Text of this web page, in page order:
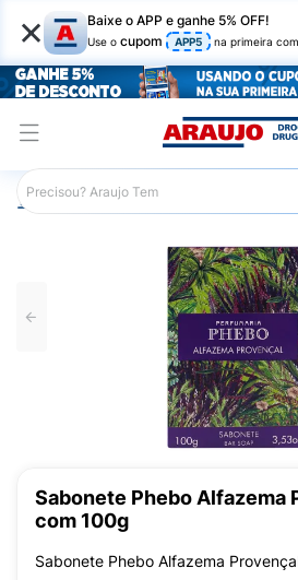
× Baixe o APP e ganhe 5% OFF!
Use o cupom APP5 na primeira
Araujo Higiene Pessoal
Sabonete Phebo Alfazema
com 100g
Sabonete Phebo Alfazema